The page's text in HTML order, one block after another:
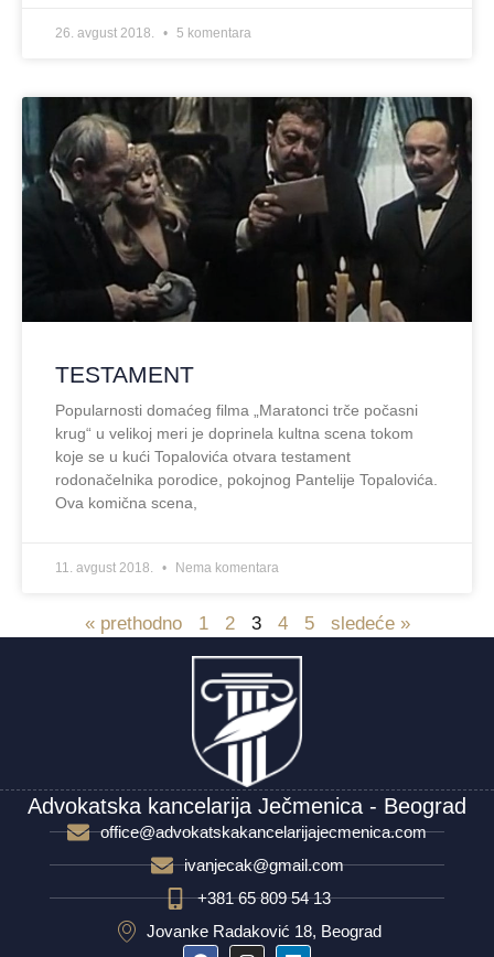
26. avgust 2018. 5 komentara
TESTAMENT
Popularnosti domaćeg filma „Maratonci trče počasni
krug“ u velikoj meri je doprinela kultna scena tokom
koje se u kući Topalovića otvara testament
rodonačelnika porodice, pokojnog Pantelije Topalovića.
Ova komična scena,
11. avgust 2018. Nema komentara
« prethodno 1 2 3 4 5 sledeće »
Advokatska kancelarija Ječmenica - Beograd
office@advokatskakancelarijajecmenica.com
ivanjecak@gmail.com
+381 65 809 54 13
Jovanke Radaković 18, Beograd